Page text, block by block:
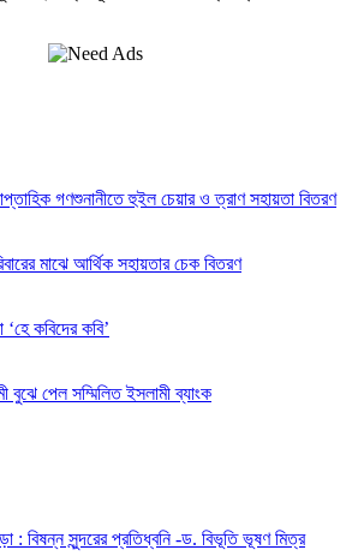
গণশুনানীতে হুইল চেয়ার ও ত্রাণ সহায়তা বিতরণ
মাঝে আর্থিক সহায়তার চেক বিতরণ
কবিদের কবি’
বুঝে পেল সম্মিলিত ইসলামী ব্যাংক
: বিষন্ন সুন্দরের প্রতিধ্বনি -ড. বিভূতি ভূষণ মিত্র